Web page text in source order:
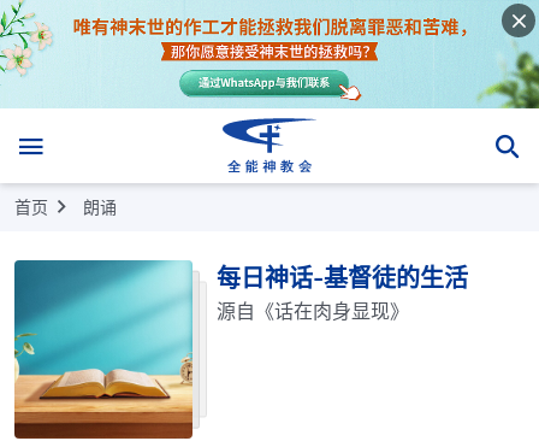
首页 朗诵
每日神话-基督徒的生活
源自《话在肉身显现》